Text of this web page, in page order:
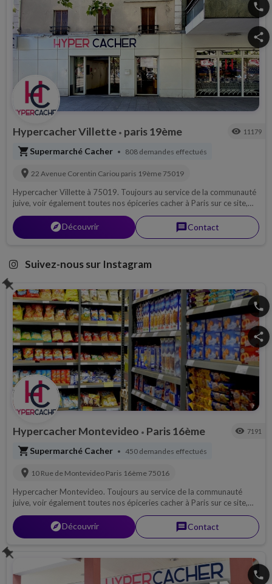
phone
share
Hypercacher Villette • paris 19ème visibility 11179
shopping_cartSupermarché Cacher • 808 demandes effectués
location_on 22 Avenue Corentin Cariou paris 19ème 75019
Hypercacher Villette à 75019. Toujours au service de la communauté
juive, voir également toutes nos épiceries cacher à Paris sur ce site,
produits frais, viande casher, vins casher, fromage casher...
explorerDécouvrir messageContact
Suivez-nous sur Instagram
phone
share
Hypercacher Montevideo • Paris 16ème visibility 7191
shopping_cartSupermarché Cacher • 450 demandes effectués
location_on 10 Rue de Montevideo Paris 16ème 75016
Hypercacher Montevideo. Toujours au service de la communauté
juive, voir également toutes nos épiceries cacher à Paris sur ce site,
produits frais, viande casher, vins casher, fromage casher...
explorerDécouvrir messageContact
phone